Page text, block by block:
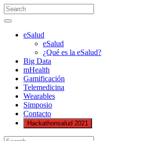
eSalud
eSalud
¿Qué es la eSalud?
Big Data
mHealth
Gamificación
Telemedicina
Wearables
Simposio
Contacto
Hackathonsalud 2021